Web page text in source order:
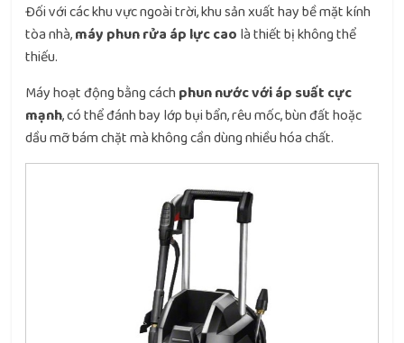
Đối với các khu vực ngoài trời, khu sản xuất hay bề mặt kính
tòa nhà,máy phun rửa áp lực cao là thiết bị không thể
thiếu.
Máy hoạt động bằng cách phun nước với áp suất cực
mạnh, có thể đánh bay lớp bụi bẩn, rêu mốc, bùn đất hoặc
dầu mỡ bám chặt mà không cần dùng nhiều hóa chất.